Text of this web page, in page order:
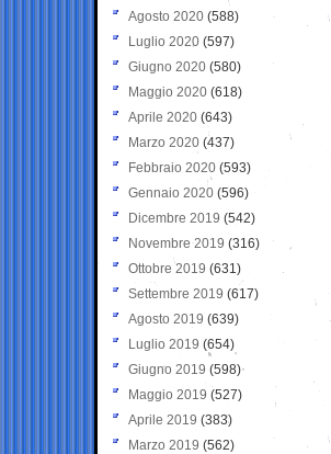
Agosto 2020 (588)
Luglio 2020 (597)
Giugno 2020 (580)
Maggio 2020 (618)
Aprile 2020 (643)
Marzo 2020 (437)
Febbraio 2020 (593)
Gennaio 2020 (596)
Dicembre 2019 (542)
Novembre 2019 (316)
Ottobre 2019 (631)
Settembre 2019 (617)
Agosto 2019 (639)
Luglio 2019 (654)
Giugno 2019 (598)
Maggio 2019 (527)
Aprile 2019 (383)
Marzo 2019 (562)